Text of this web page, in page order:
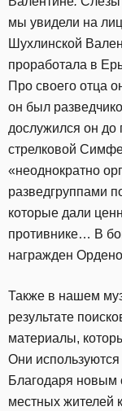
мы увидели на
Шухлинской
проработала в
Про своего отца
он был
дослужился он до
стрелковой
«неоднократно
разведгруппами
которые дали
противнике… В
награжден
Также в нашем
результате
материалы,
Они
Благодаря новым
местных жителей